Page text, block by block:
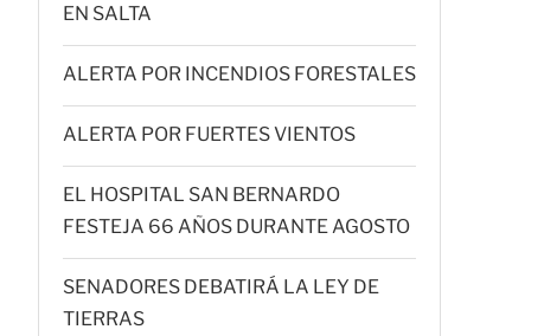
EN SALTA
ALERTA POR INCENDIOS FORESTALES
ALERTA POR FUERTES VIENTOS
EL HOSPITAL SAN BERNARDO
FESTEJA 66 AÑOS DURANTE AGOSTO
SENADORES DEBATIRÁ LA LEY DE
TIERRAS